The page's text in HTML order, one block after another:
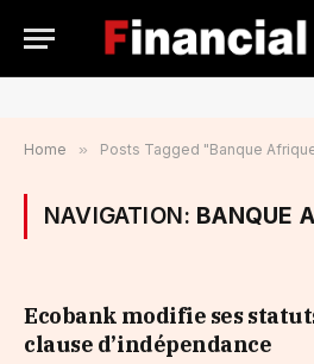
Home » Posts Tagged "Banque
NAVIGATION: BANQUE
Ecobank modifie ses
clause d’indépendance